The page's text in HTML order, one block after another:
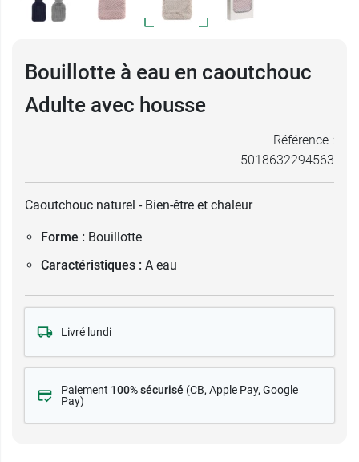
Bouillotte à eau en caoutchouc
Adulte avec housse
Référence :
5018632294563
Caoutchouc naturel - Bien-être et chaleur
Forme : Bouillotte
Caractéristiques : A eau
Livré lundi
Paiement 100% sécurisé (CB, Apple Pay, Google
Pay)